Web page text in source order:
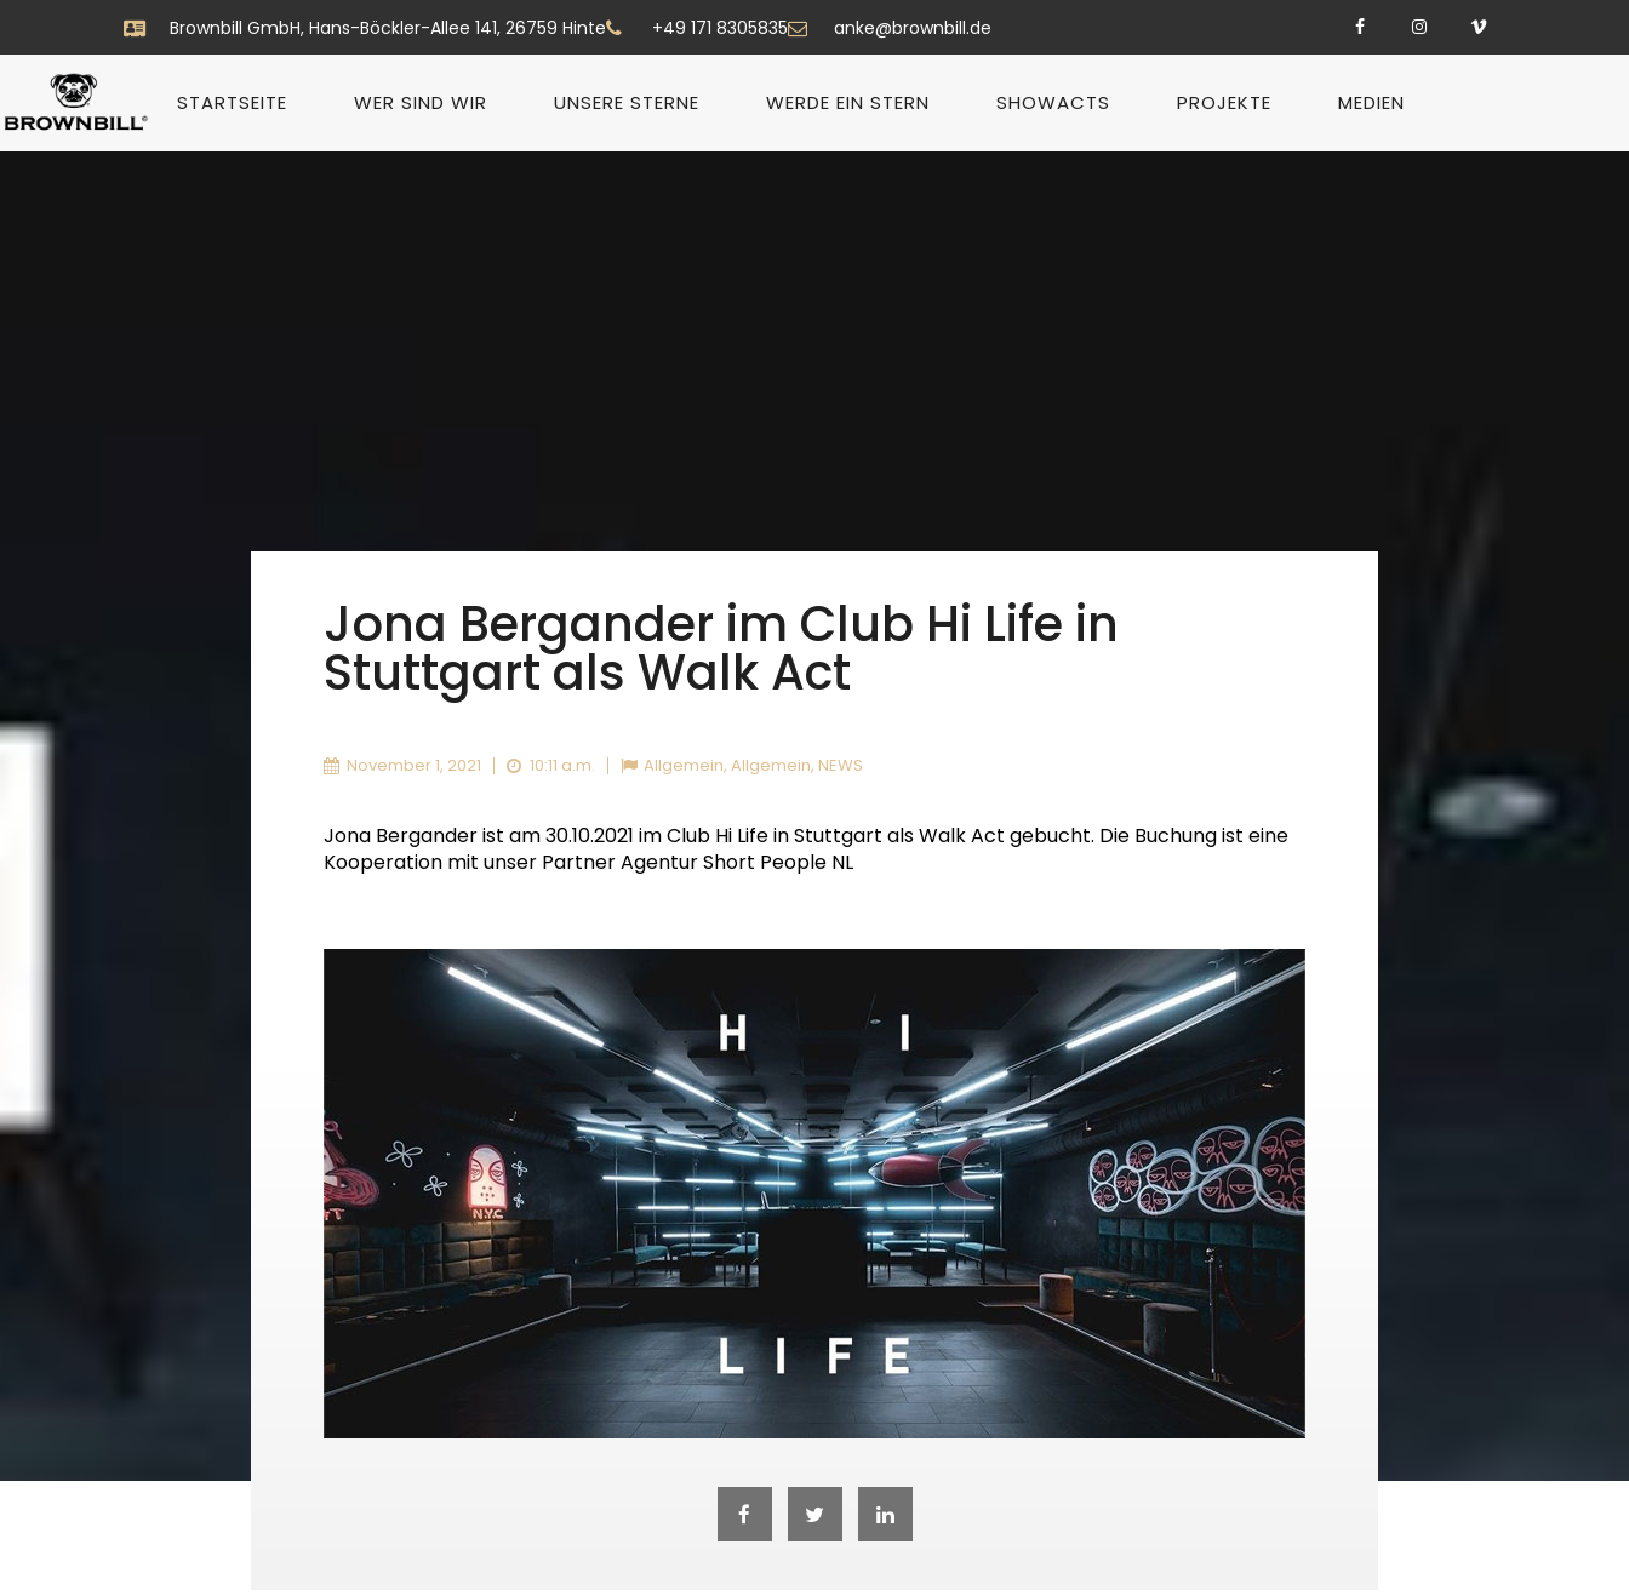
Brownbill GmbH, Hans-Böckler-Allee 141, 26759 Hinte +49 171 8305835 anke@brownbill.de
STARTSEITE WER SIND WIR UNSERE STERNE WERDE EIN STERN SHOWACTS PROJEKTE MEDIEN
Jona Bergander im Club Hi Life in
Stuttgart als Walk Act
November 1, 2021 10:11 a.m. Allgemein, Allgemein, NEWS
Jona Bergander ist am 30.10.2021 im Club Hi Life in Stuttgart als Walk Act gebucht. Die Buchung ist eine
Kooperation mit unser Partner Agentur Short People NL